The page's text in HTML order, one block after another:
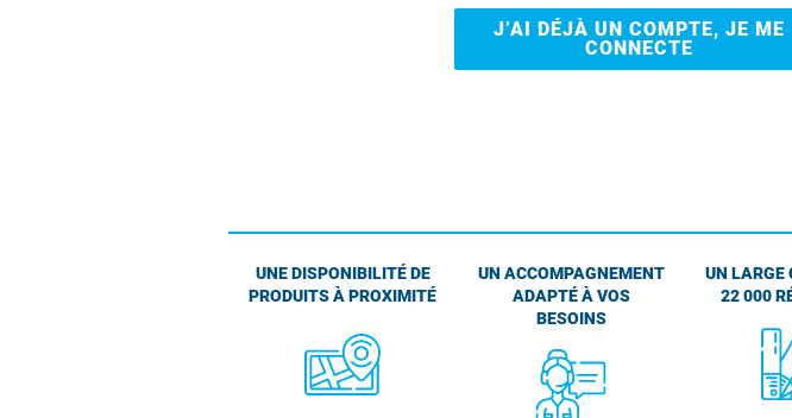
J’AI DÉJÀ UN COMPTE, JE ME
CONNECTE
UNE DISPONIBILITÉ DE
PRODUITS À PROXIMITÉ
UN ACCOMPAGNEMENT
ADAPTÉ À VOS
BESOINS
UN LARGE
22 000